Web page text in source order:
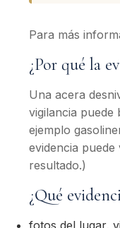
Para más
¿Por qué la
Una acera
vigilancia puede
ejemplo
evidencia
resultado.)
¿Qué
fotos del lugar,